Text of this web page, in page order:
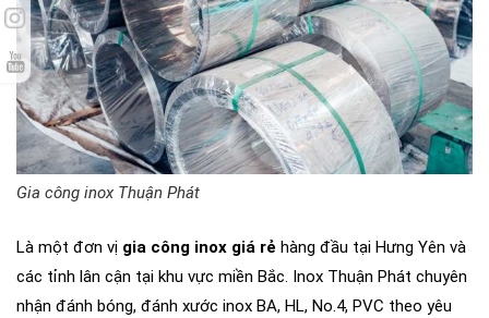
Gia công inox Thuận Phát
Là một đơn vị gia công inox giá rẻ hàng đầu tại Hưng Yên và
các tỉnh lân cận tại khu vực miền Bắc. Inox Thuận Phát chuyên
nhận đánh bóng, đánh xước inox BA, HL, No.4, PVC theo yêu